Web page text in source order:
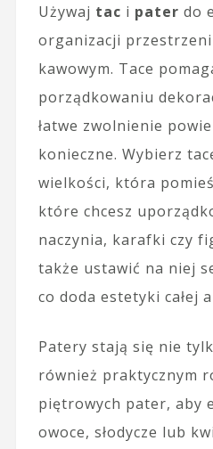
Używaj tac i pater do
organizacji
kawowym. Tace
porządkowaniu
łatwe zwolnienie
konieczne. Wybierz
wielkości, która
które chcesz
naczynia, karafki czy
także ustawić na niej
co doda estetyki całej
Patery stają się nie
również praktycznym
piętrowych pater, aby
owoce, słodycze lub